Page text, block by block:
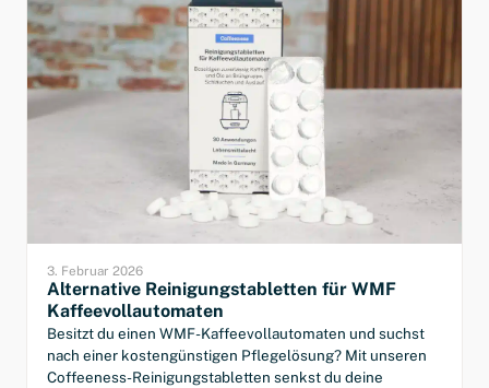
3. Februar 2026
Alternative Reinigungstabletten für WMF
Kaffeevollautomaten
Besitzt du einen WMF-Kaffeevollautomaten und suchst
nach einer kostengünstigen Pflegelösung? Mit unseren
Coffeeness-Reinigungstabletten senkst du deine